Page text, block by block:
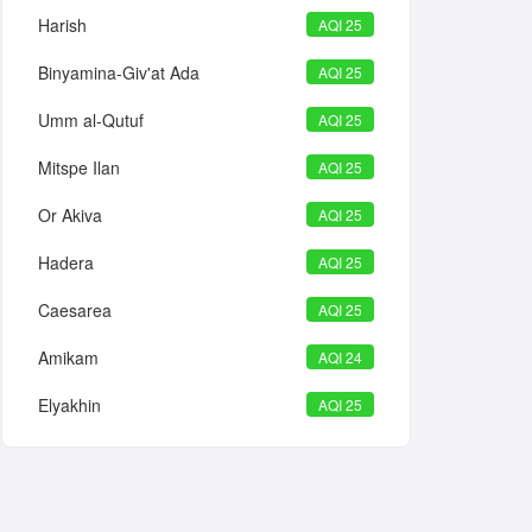
Harish AQI 25
Binyamina-Giv'at Ada AQI 25
Umm al-Qutuf AQI 25
Mitspe Ilan AQI 25
Or Akiva AQI 25
Hadera AQI 25
Caesarea AQI 25
Amikam AQI 24
Elyakhin AQI 25